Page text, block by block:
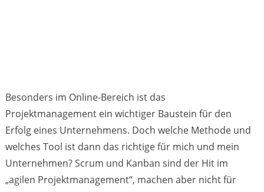
Besonders im Online-Bereich ist das
Projektmanagement ein wichtiger Baustein für den
Erfolg eines Unternehmens. Doch welche Methode und
welches Tool ist dann das richtige für mich und mein
Unternehmen? Scrum und Kanban sind der Hit im
„agilen Projektmanagement“, machen aber nicht für